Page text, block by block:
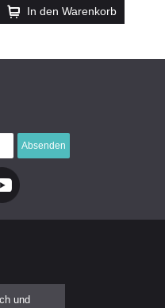
In den Warenkorb
Absenden
und